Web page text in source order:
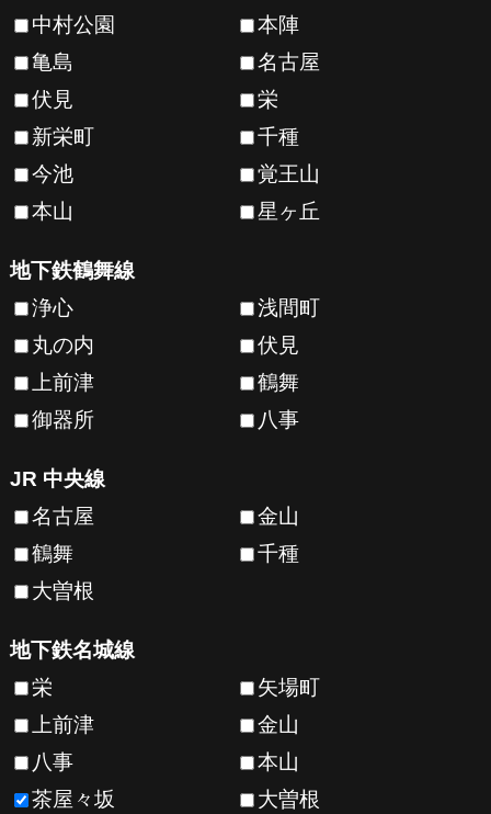
中村公園
本陣
亀島
名古屋
伏見
栄
新栄町
千種
今池
覚王山
本山
星ヶ丘
地下鉄鶴舞線
浄心
浅間町
丸の内
伏見
上前津
鶴舞
御器所
八事
JR 中央線
名古屋
金山
鶴舞
千種
大曽根
地下鉄名城線
栄
矢場町
上前津
金山
八事
本山
茶屋々坂
大曽根